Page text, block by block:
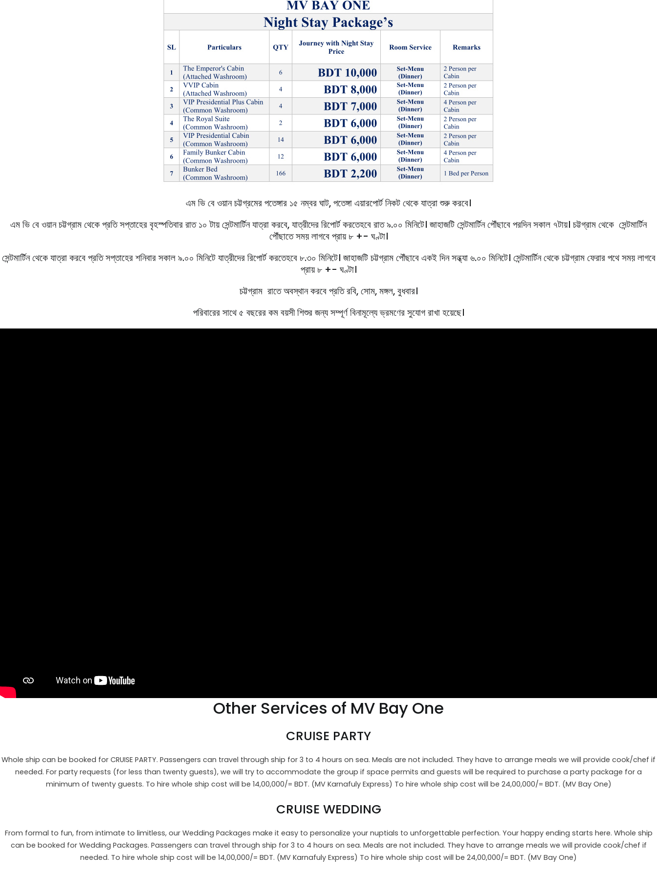
এম ভি বে ওয়ান চট্টগ্রমের পতেঙ্গার ১৫ নম্বর ঘাট, পতেঙ্গা এয়ারপোর্ট নিকট থেকে যাত্রা শুরু করবে।
এম ভি বে ওয়ান চট্টগ্রাম থেকে প্রতি সপ্তাহের বৃহস্পতিবার রাত ১০ টায় সেন্টমার্টিন যাত্রা করবে, যাত্রীদের রিপোর্ট করতেহবে রাত ৯.০০ মিনিটে। জাহাজটি সেন্টমার্টিন পৌঁছাবে পরদিন সকাল ৭টায়। চট্টগ্রাম থেকে সেন্টমার্টিন
পৌঁছাতে সময় লাগবে প্রায় ৮ +- ঘণ্টা।
সেন্টমার্টিন থেকে যাত্রা করবে প্রতি সপ্তাহের শনিবার সকাল ৯.০০ মিনিটে যাত্রীদের রিপোর্ট করতেহবে ৮.৩০ মিনিটে। জাহাজটি চট্টগ্রাম পৌঁছাবে একই দিন সন্ধ্যা ৬.০০ মিনিটে। সেন্টমার্টিন থেকে চট্টগ্রাম ফেরার পথে সময় লাগবে
প্রায় ৮ +- ঘণ্টা।
চট্টগ্রাম রাতে অবস্থান করবে প্রতি রবি, সােম, মঙ্গল, বুধবার।
পরিবারের সাথে ৫ বছরের কম বয়সী শিশুর জন্য সম্পূর্ণ বিনামূল্যে ভ্রমণের সুযোগ রাখা হয়েছে।
Other Services of MV Bay One
CRUISE PARTY
Whole ship can be booked for CRUISE PARTY. Passengers can travel through ship for 3 to 4 hours on sea. Meals are not included. They have to arrange meals we will provide cook/chef if
needed. For party requests (for less than twenty guests), we will try to accommodate the group if space permits and guests will be required to purchase a party package for a
minimum of twenty guests. To hire whole ship cost will be 14,00,000/= BDT. (MV Karnafuly Express) To hire whole ship cost will be 24,00,000/= BDT. (MV Bay One)
CRUISE WEDDING
From formal to fun, from intimate to limitless, our Wedding Packages make it easy to personalize your nuptials to unforgettable perfection. Your happy ending starts here. Whole ship
can be booked for Wedding Packages. Passengers can travel through ship for 3 to 4 hours on sea. Meals are not included. They have to arrange meals we will provide cook/chef if
needed. To hire whole ship cost will be 14,00,000/= BDT. (MV Karnafuly Express) To hire whole ship cost will be 24,00,000/= BDT. (MV Bay One)